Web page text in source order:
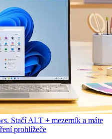
Stačí ALT + mezerník a máte
prohlížeče